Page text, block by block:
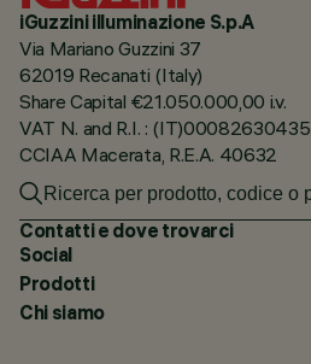
iGuzzini illuminazione S.p.A
Via Mariano Guzzini 37
62019 Recanati (Italy)
Share Capital €21.050.000,00 i.v.
VAT N. and R.I. : (IT)00082630435
CCIAA Macerata, R.E.A. 40632
Contatti e dove trovarci
Social
Prodotti
Chi siamo